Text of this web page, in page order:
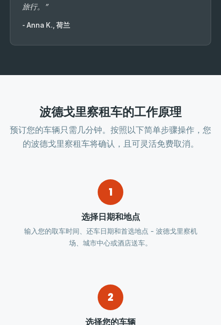
旅行。”
- Anna K., 荷兰
波德戈里察租车的工作原理
预订您的车辆只需几分钟。按照以下简单步骤操作，您
的波德戈里察租车将确认，且可灵活免费取消。
1
选择日期和地点
输入您的取车时间、还车日期和首选地点 - 波德戈里察机
场、城市中心或酒店送车。
2
选择您的车辆